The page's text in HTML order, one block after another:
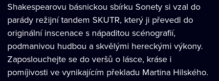
Shakespearovu básnickou sbírku Sonety si vzal do
parády režijní tandem SKUTR, který ji převedl do
originální inscenace s nápaditou scénografií,
podmanivou hudbou a skvělými hereckými výkony.
Zaposlouchejte se do veršů o lásce, kráse i
pomíjivosti ve vynikajícím překladu Martina Hilského.